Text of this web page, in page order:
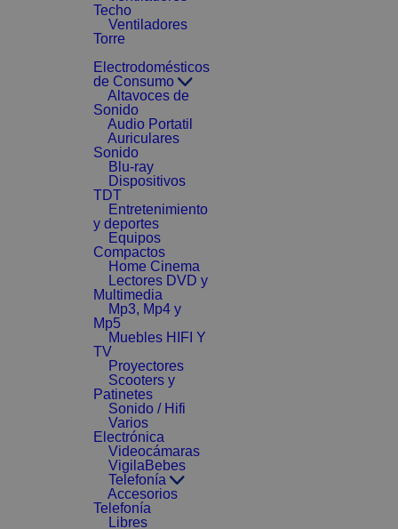
Techo
Ventiladores
Torre
Electrodomésticos
de Consumo
Altavoces de
Sonido
Audio Portatil
Auriculares
Sonido
Blu-ray
Dispositivos
TDT
Entretenimiento
y deportes
Equipos
Compactos
Home Cinema
Lectores DVD y
Multimedia
Mp3, Mp4 y
Mp5
Muebles HIFI Y
TV
Proyectores
Scooters y
Patinetes
Sonido / Hifi
Varios
Electrónica
Videocámaras
VigilaBebes
Telefonía
Accesorios
Telefonía
Libres